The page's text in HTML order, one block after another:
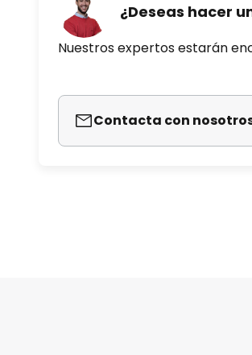
¿Deseas hacer
Nuestros expertos estarán
Contacta con